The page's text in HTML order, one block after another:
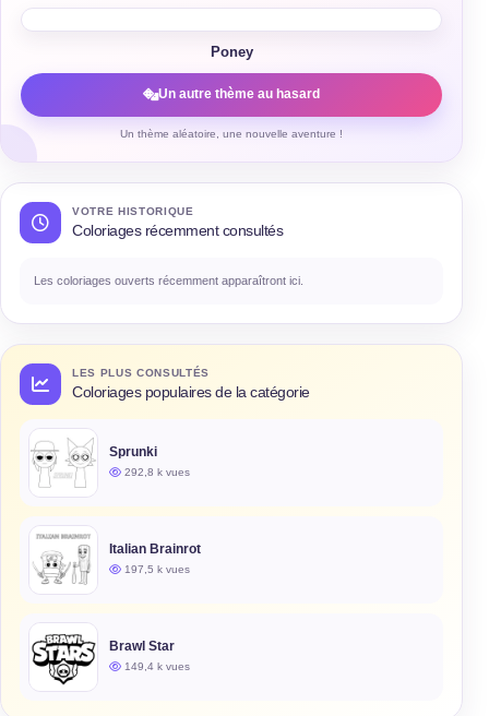
Poney
Un autre thème au hasard
Un thème aléatoire, une nouvelle aventure !
VOTRE HISTORIQUE
Coloriages récemment consultés
Les coloriages ouverts récemment apparaîtront ici.
LES PLUS CONSULTÉS
Coloriages populaires de la catégorie
Sprunki
292,8 k vues
Italian Brainrot
197,5 k vues
Brawl Star
149,4 k vues